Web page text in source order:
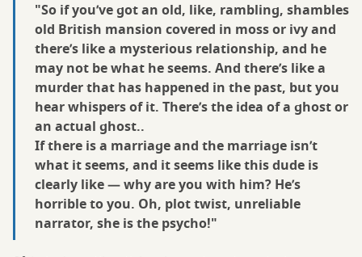
"So if you’ve got an old, like, rambling, shambles
old British mansion covered in moss or ivy and
there’s like a mysterious relationship, and he
may not be what he seems. And there’s like a
murder that has happened in the past, but you
hear whispers of it. There’s the idea of a ghost or
an actual ghost..
If there is a marriage and the marriage isn’t
what it seems, and it seems like this dude is
clearly like — why are you with him? He’s
horrible to you. Oh, plot twist, unreliable
narrator, she is the psycho!"